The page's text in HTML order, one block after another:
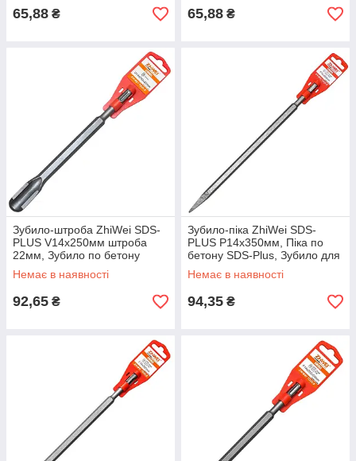
65,88 ₴ 65,88 ₴
Зубило-штроба ZhiWei SDS-
PLUS V14х250мм штроба
22мм, Зубило по бетону
SDS-Plus, Насадка для
штроблення стін
Немає в наявності
92,65 ₴
Зубило-піка ZhiWei SDS-
PLUS Р14х350мм, Піка по
бетону SDS-Plus, Зубило для
демонтажу
Немає в наявності
94,35 ₴